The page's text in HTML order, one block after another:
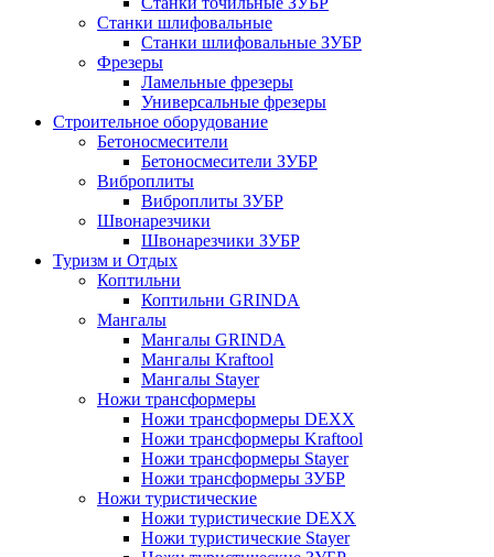
Станки шлифовальные
Станки шлифовальные ЗУБР
Фрезеры
Ламельные фрезеры
Универсальные фрезеры
Строительное оборудование
Бетоносмесители
Бетоносмесители ЗУБР
Виброплиты
Виброплиты ЗУБР
Швонарезчики
Швонарезчики ЗУБР
Туризм и Отдых
Коптильни
Коптильни GRINDA
Мангалы
Мангалы GRINDA
Мангалы Kraftool
Мангалы Stayer
Ножи трансформеры
Ножи трансформеры DEXX
Ножи трансформеры Kraftool
Ножи трансформеры Stayer
Ножи трансформеры ЗУБР
Ножи туристические
Ножи туристические DEXX
Ножи туристические Stayer